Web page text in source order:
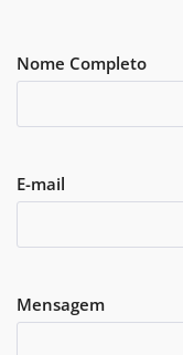
Nome Completo
E-mail
Mensagem